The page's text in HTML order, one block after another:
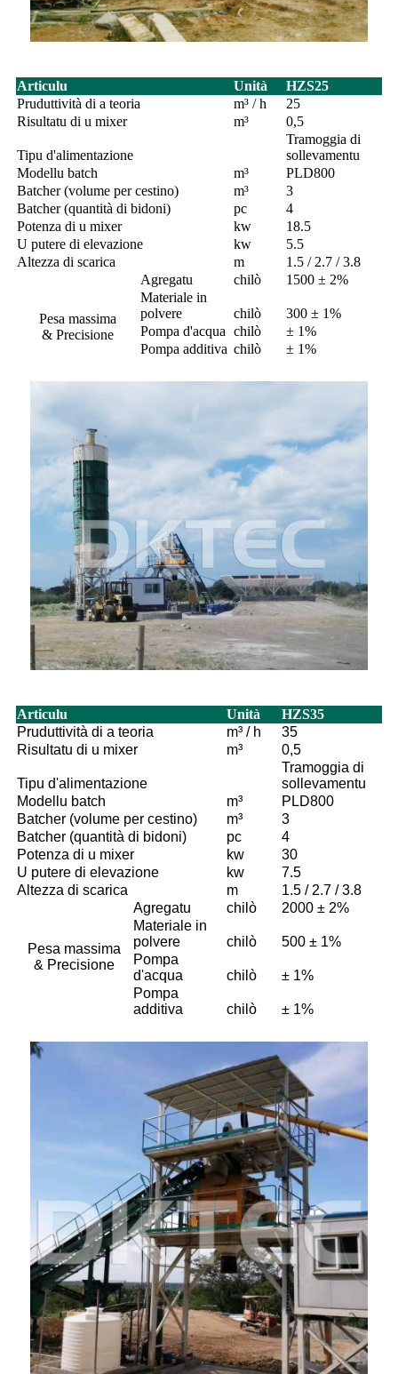
Articulu Unità
HZS25
Pruduttività di a teoria
m³ / h
25
Risultatu di u mixer
m³ 0,5
Tipu d'alimentazione
Tramoggia di
sollevamentu
Modellu batch
m³
PLD800
Batcher (volume per cestino)
m³
3
Batcher (quantità di bidoni)
pc
4
Potenza di u mixer
kw
18.5
U putere di elevazione
kw
5.5
Altezza di scarica
m 1.5 / 2.7 / 3.8
Pesa massima
& Precisione
Agregatu chilò
1500 ± 2%
Materiale in
polvere
chilò
300 ± 1%
Pompa d'acqua chilò
± 1%
Pompa additiva chilò ± 1%
Articulu Unità
HZS35
Pruduttività di a teoria
m³ / h
35
Risultatu di u mixer
m³ 0,5
Tipu d'alimentazione
Tramoggia di
sollevamentu
Modellu batch
m³
PLD800
Batcher (volume per cestino)
m³
3
Batcher (quantità di bidoni)
pc
4
Potenza di u mixer
kw
30
U putere di elevazione
kw
7.5
Altezza di scarica
m 1.5 / 2.7 / 3.8
Pesa massima
& Precisione
Agregatu chilò
2000 ± 2%
Materiale in
polvere
chilò
500 ± 1%
Pompa
d'acqua
chilò
± 1%
Pompa
additiva
chilò ± 1%